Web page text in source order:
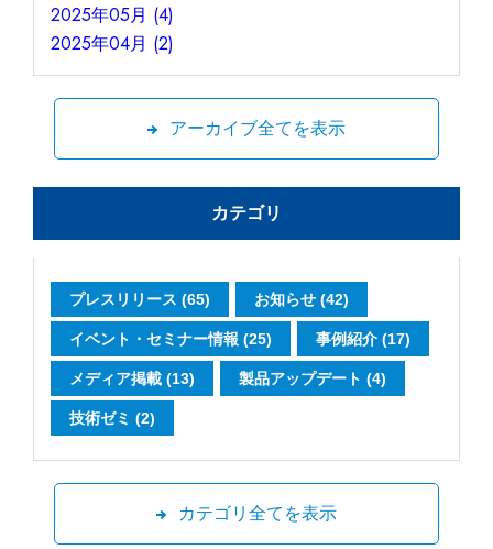
2025年05月 (4)
2025年04月 (2)
アーカイブ全てを表示
カテゴリ
プレスリリース (65) お知らせ (42)
イベント・セミナー情報 (25) 事例紹介 (17)
メディア掲載 (13) 製品アップデート (4)
技術ゼミ (2)
カテゴリ全てを表示